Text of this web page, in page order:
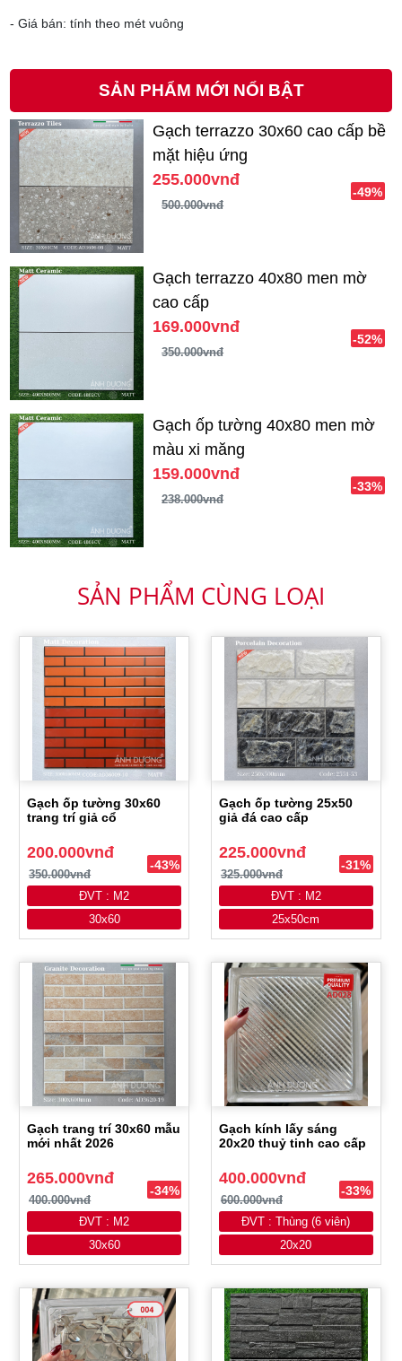
- Giá bán: tính theo mét vuông
SẢN PHẨM MỚI NỔI BẬT
Gạch terrazzo 30x60 cao cấp bề
mặt hiệu ứng
255.000vnđ
500.000vnđ
-49%
Gạch terrazzo 40x80 men mờ
cao cấp
169.000vnđ
350.000vnđ
-52%
Gạch ốp tường 40x80 men mờ
màu xi măng
159.000vnđ
238.000vnđ
-33%
SẢN PHẨM CÙNG LOẠI
Gạch ốp tường 30x60
trang trí giả cổ
200.000vnđ
350.000vnđ
-43%
ĐVT : M2
30x60
Gạch ốp tường 25x50
giả đá cao cấp
225.000vnđ
325.000vnđ
-31%
ĐVT : M2
25x50cm
Gạch trang trí 30x60 mẫu
mới nhất 2026
265.000vnđ
400.000vnđ
-34%
ĐVT : M2
30x60
Gạch kính lấy sáng
20x20 thuỷ tinh cao cấp
400.000vnđ
600.000vnđ
-33%
ĐVT : Thùng (6 viên)
20x20